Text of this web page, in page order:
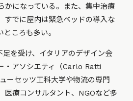
かになっている。また、集中治療
すでに屋内は緊急ベッドの導入な
ころも多い。
を受け、イタリアのデザイン会
・アソシエティ（Carlo Ratti
ーセッツ工科大学や物流の専門
医療コンサルタント、NGOなど多